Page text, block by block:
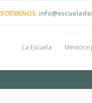
La Escuela